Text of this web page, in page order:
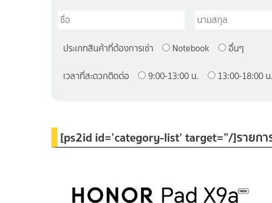
ประเภทสินค้าที่ต้องการเช่า Notebook อื่นๆ
เวลาที่สะดวกติดต่อ
9:00-13:00 น. 13:00-18:00 น.
[ps2id id=’category-list’ target=”/]รายก